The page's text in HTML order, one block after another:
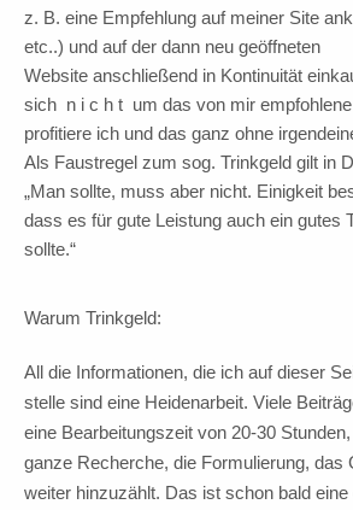
z. B. eine Empfehlung auf meiner Site
etc..) und auf der dann neu geöffneten
Website anschließend in Kontinuität
sich n i c h t um das von mir
profitiere ich und das ganz ohne
Als Faustregel zum sog. Trinkgeld gilt in
„Man sollte, muss aber nicht. Einigkeit
dass es für gute Leistung auch ein gutes
sollte.“
Warum Trinkgeld:
All die Informationen, die ich auf dieser
stelle sind eine Heidenarbeit. Viele
eine Bearbeitungszeit von 20-30
ganze Recherche, die Formulierung, das
weiter hinzuzählt. Das ist schon bald